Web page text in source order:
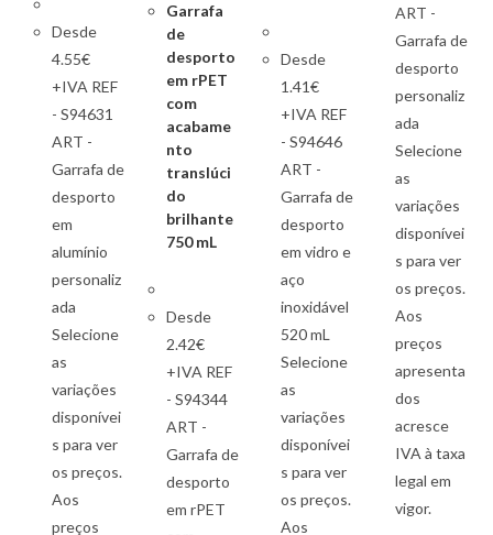
Desde
4.55€
+IVA REF
- S94631
ART -
Garrafa de
desporto
em
alumínio
personaliz
ada
Selecione
as
variações
disponívei
s para ver
os preços.
Aos
preços
Garrafa
de
desporto
em rPET
com
acabame
nto
translúci
do
brilhante
750 mL
Desde
2.42€
+IVA REF
- S94344
ART -
Garrafa de
desporto
em rPET
Desde
1.41€
+IVA REF
- S94646
ART -
Garrafa de
desporto
em vidro e
aço
inoxidável
520 mL
Selecione
as
variações
disponívei
s para ver
os preços.
Aos
ART -
Garrafa de
desporto
personaliz
ada
Selecione
as
variações
disponívei
s para ver
os preços.
Aos
preços
apresenta
dos
acresce
IVA à taxa
legal em
vigor.